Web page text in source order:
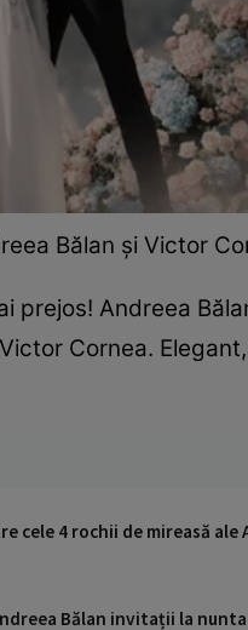
Bălan și Victor
prejos! Andreea
Cornea.
cele 4 rochii de mireasă
Bălan invitații la